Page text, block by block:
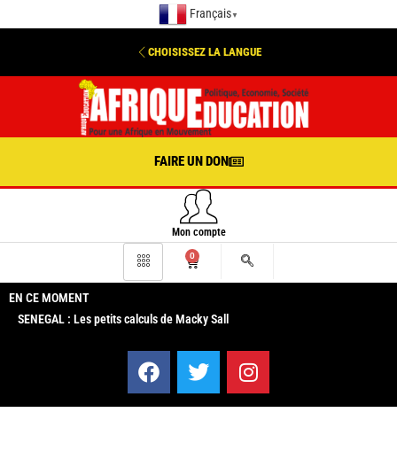
Français ▼
CHOISISSEZ LA LANGUE
FAIRE UN DON
Mon compte
0
EN CE MOMENT
SENEGAL : Les petits calculs de Macky Sall